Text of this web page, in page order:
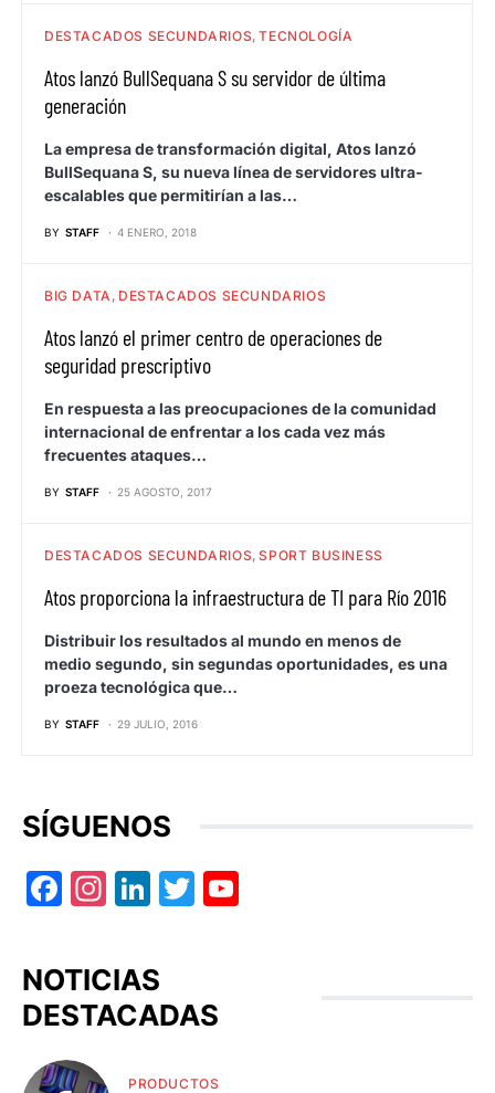
DESTACADOS SECUNDARIOS TECNOLOGÍA
Atos lanzó BullSequana S su servidor de última
generación
La empresa de transformación digital, Atos lanzó
BullSequana S, su nueva línea de servidores ultra-
escalables que permitirían a las…
BY STAFF 4 ENERO, 2018
BIG DATA DESTACADOS SECUNDARIOS
Atos lanzó el primer centro de operaciones de
seguridad prescriptivo
En respuesta a las preocupaciones de la comunidad
internacional de enfrentar a los cada vez más
frecuentes ataques…
BY STAFF 25 AGOSTO, 2017
DESTACADOS SECUNDARIOS SPORT BUSINESS
Atos proporciona la infraestructura de TI para Río 2016
Distribuir los resultados al mundo en menos de
medio segundo, sin segundas oportunidades, es una
proeza tecnológica que…
BY STAFF 29 JULIO, 2016
SÍGUENOS
Facebook
Instagram
LinkedIn
Twitter
NOTICIAS
DESTACADAS
PRODUCTOS